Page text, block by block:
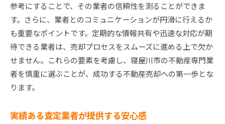
参考にすることで、その業者の信頼性を測ることができま
す。さらに、業者とのコミュニケーションが円滑に行えるか
も重要なポイントです。定期的な情報共有や迅速な対応が期
待できる業者は、売却プロセスをスムーズに進める上で欠か
せません。これらの要素を考慮し、寝屋川市の不動産専門業
者を慎重に選ぶことが、成功する不動産売却への第一歩とな
ります。
実績ある査定業者が提供する安心感